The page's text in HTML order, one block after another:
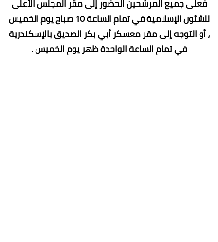
فعلى جميع المرشحين الحضور إلى مقر المجلس الأعلى
للشئون الإسلامية في تمام الساعة 10 صباح يوم الخميس
، أو التوجه إلى مقر معسكر أبي بكر الصديق بالإسكندرية
في تمام الساعة الواحدة ظهر يوم الخميس .